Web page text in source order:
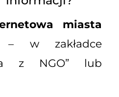
miasta
w zakładce
z NGO” lub